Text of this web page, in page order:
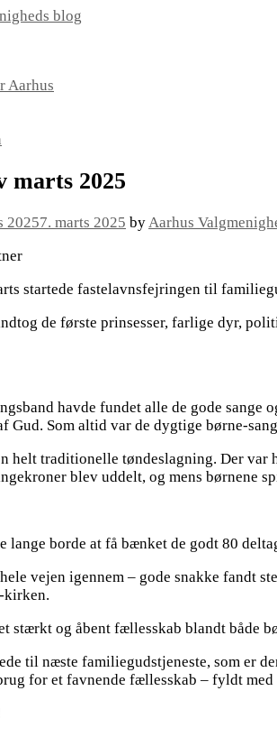
Aarhus
marts 2025
20257. marts 2025 byAarhus
startede fastelavnsfejringen til
de første prinsesser, farlige dyr,
havde fundet alle de gode sange
Gud. Som altid var de dygtige børne-
helt traditionelle tøndeslagning. Der
blev uddelt, og mens børnene
lange borde at få bænket de godt 80
vejen igennem – gode snakke fandt
kirken.
stærkt og åbent fællesskab blandt både
til næste familiegudstjeneste, som er
for et favnende fællesskab – fyldt